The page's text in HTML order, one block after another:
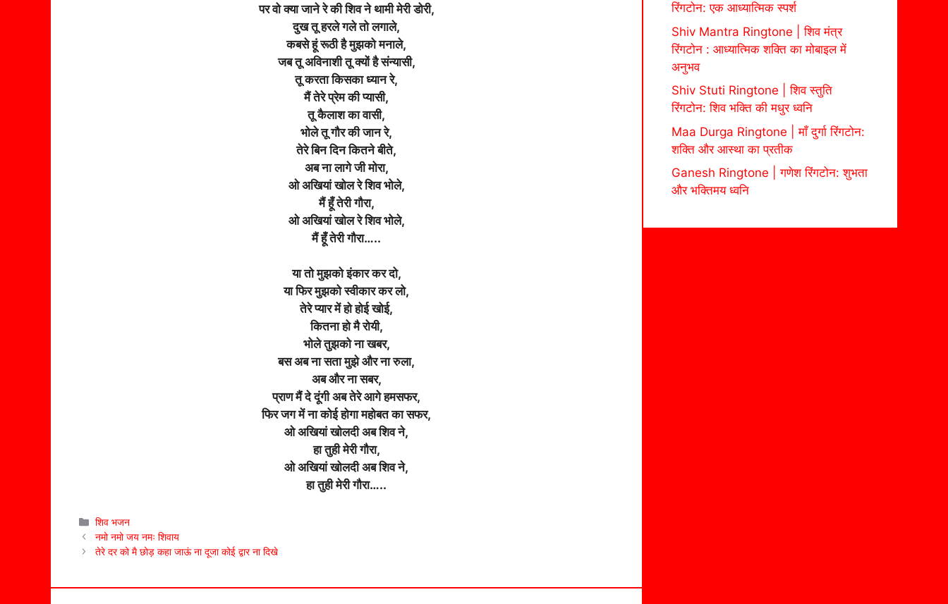
पर वो क्या जाने रे की शिव ने थामी मेरी डोरी,
दुख तू हरले गले तो लगाले,
कबसे हूं रूठी है मुझको मनाले,
जब तू अविनाशी तू क्यों है संन्यासी,
तू करता किसका ध्यान रे,
मैं तेरे प्रेम की प्यासी,
तू कैलाश का वासी,
भोले तू गौर की जान रे,
तेरे बिन दिन कितने बीते,
अब ना लागे जी मोरा,
ओ अखियां खोल रे शिव भोले,
मैं हूँ तेरी गौरा,
ओ अखियां खोल रे शिव भोले,
मैं हूँ तेरी गौरा…..
या तो मुझको इंकार कर दो,
या फिर मुझको स्वीकार कर लो,
तेरे प्यार में हो होई खोई,
कितना हो मै रोयी,
भोले तुझको ना खबर,
बस अब ना सता मुझे और ना रुला,
अब और ना सबर,
प्राण मैं दे दूंगी अब तेरे आगे हमसफर,
फिर जग में ना कोई होगा महोबत का सफर,
ओ अखियां खोलदी अब शिव ने,
हा तुही मेरी गौरा,
ओ अखियां खोलदी अब शिव ने,
हा तुही मेरी गौरा…..
Categories
शिव भजन
नमो नमो जय नमः शिवाय
तेरे दर को मै छोड़ कहा जाऊं ना दूजा कोई द्वार ना दिखे
रिंगटोन: एक आध्यात्मिक स्पर्श
Shiv Mantra Ringtone | शिव मंत्र
रिंगटोन : आध्यात्मिक शक्ति का मोबाइल में
अनुभव
Shiv Stuti Ringtone | शिव स्तुति
रिंगटोन: शिव भक्ति की मधुर ध्वनि
Maa Durga Ringtone | माँ दुर्गा रिंगटोन:
शक्ति और आस्था का प्रतीक
Ganesh Ringtone | गणेश रिंगटोन: शुभता
और भक्तिमय ध्वनि